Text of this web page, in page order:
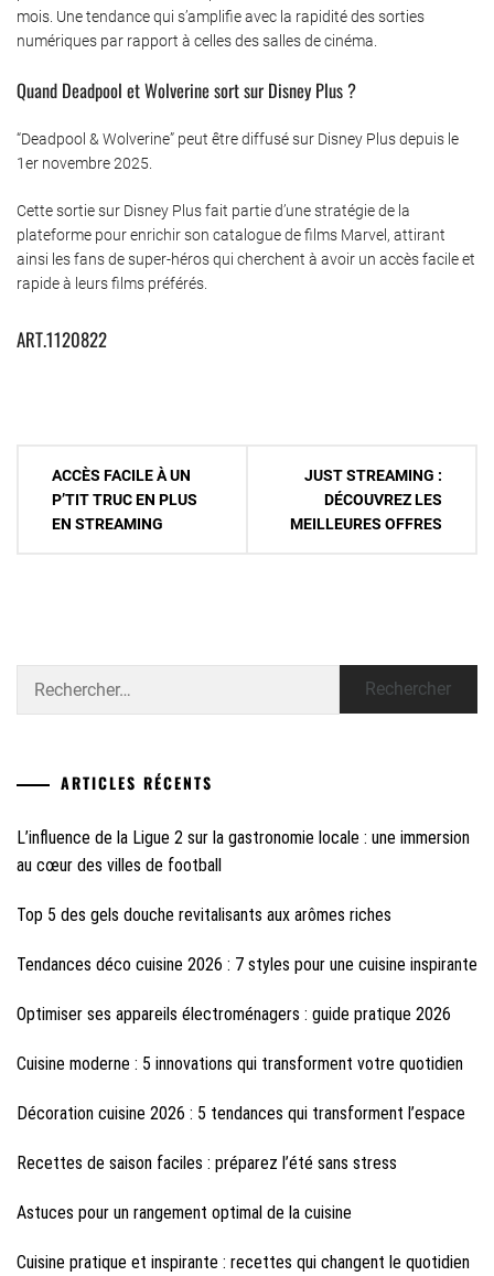
mois. Une tendance qui s’amplifie avec la rapidité des sorties
numériques par rapport à celles des salles de cinéma.
Quand Deadpool et Wolverine sort sur Disney Plus ?
“Deadpool & Wolverine” peut être diffusé sur Disney Plus depuis le
1er novembre 2025.
Cette sortie sur Disney Plus fait partie d’une stratégie de la
plateforme pour enrichir son catalogue de films Marvel, attirant
ainsi les fans de super-héros qui cherchent à avoir un accès facile et
rapide à leurs films préférés.
ART.1120822
Navigation
l’article
ACCÈS FACILE À UN
P’TIT TRUC EN PLUS
EN STREAMING
JUST STREAMING :
DÉCOUVREZ LES
MEILLEURES OFFRES
ARTICLES RÉCENTS
L’influence de la Ligue 2 sur la gastronomie locale : une immersion
au cœur des villes de football
Top 5 des gels douche revitalisants aux arômes riches
Tendances déco cuisine 2026 : 7 styles pour une cuisine inspirante
Optimiser ses appareils électroménagers : guide pratique 2026
Cuisine moderne : 5 innovations qui transforment votre quotidien
Décoration cuisine 2026 : 5 tendances qui transforment l’espace
Recettes de saison faciles : préparez l’été sans stress
Astuces pour un rangement optimal de la cuisine
Cuisine pratique et inspirante : recettes qui changent le quotidien